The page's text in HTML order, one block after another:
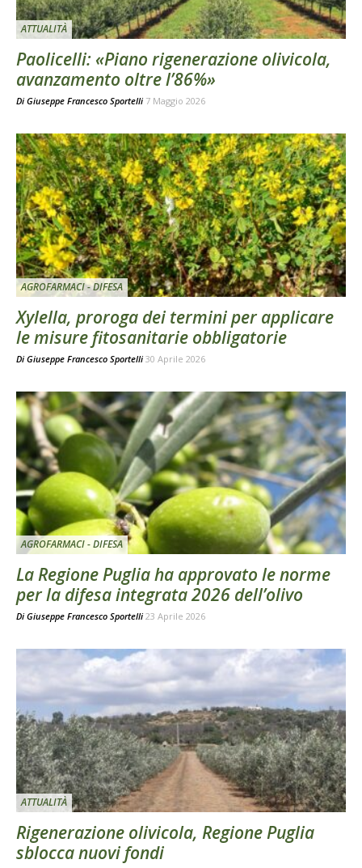
ATTUALITÀ
Paolicelli: «Piano rigenerazione olivicola,
avanzamento oltre l’86%»
Di Giuseppe Francesco Sportelli 7 Maggio 2026
AGROFARMACI - DIFESA
Xylella, proroga dei termini per applicare
le misure fitosanitarie obbligatorie
Di Giuseppe Francesco Sportelli 30 Aprile 2026
AGROFARMACI - DIFESA
La Regione Puglia ha approvato le norme
per la difesa integrata 2026 dell’olivo
Di Giuseppe Francesco Sportelli 23 Aprile 2026
ATTUALITÀ
Rigenerazione olivicola, Regione Puglia
sblocca nuovi fondi